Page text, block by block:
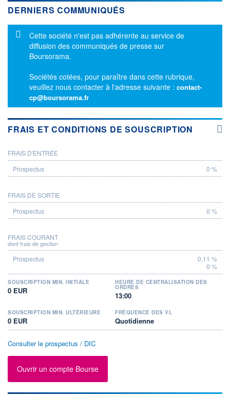
DERNIERS COMMUNIQUÉS
Message d'information
Cette société n'est pas adhérente au service de
diffusion des communiqués de presse sur
Boursorama.
Sociétés cotées, pour paraître dans cette rubrique,
veuillez nous contacter à l'adresse suivante : contact-
cp@boursorama.fr
FRAIS ET CONDITIONS DE SOUSCRIPTION
PROSPECTUS
FRAIS D'ENTRÉE
0 %
FRAIS DE SORTIE
0 %
FRAIS COURANT
dont frais de gestion
0,11 %
0 %
SOUSCRIPTION MIN. INITIALE
0 EUR
HEURE DE CENTRALISATION DES
ORDRES
13:00
SOUSCRIPTION MIN. ULTÉRIEURE
0 EUR
FRÉQUENCE DES VL
Quotidienne
Consulter le prospectus / DIC
Ouvrir un compte Bourse